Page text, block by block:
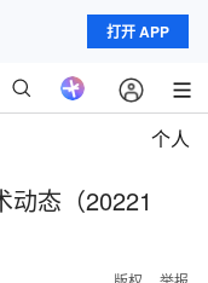
打开 APP
个人
动态（20221